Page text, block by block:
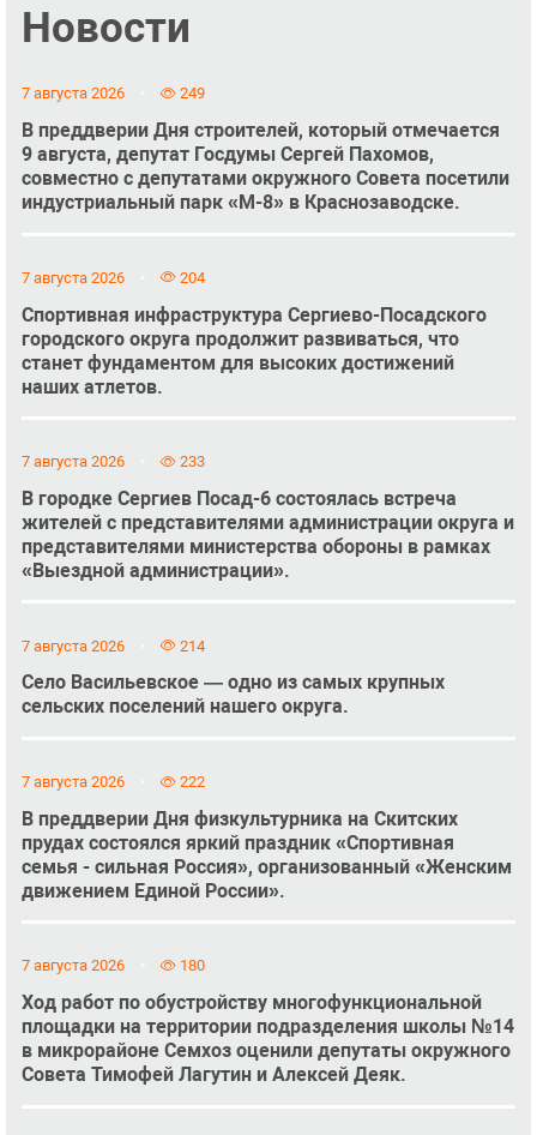
Новости
7 августа 2026 249
В преддверии Дня строителей, который отмечается
9 августа, депутат Госдумы Сергей Пахомов,
совместно с депутатами окружного Совета посетили
индустриальный парк «М-8» в Краснозаводске.
7 августа 2026 204
Спортивная инфраструктура Сергиево-Посадского
городского округа продолжит развиваться, что
станет фундаментом для высоких достижений
наших атлетов.
7 августа 2026 233
В городке Сергиев Посад-6 состоялась встреча
жителей с представителями администрации округа и
представителями министерства обороны в рамках
«Выездной администрации».
7 августа 2026 214
Село Васильевское — одно из самых крупных
сельских поселений нашего округа.
7 августа 2026 222
В преддверии Дня физкультурника на Скитских
прудах состоялся яркий праздник «Спортивная
семья - сильная Россия», организованный «Женским
движением Единой России».
7 августа 2026 180
Ход работ по обустройству многофункциональной
площадки на территории подразделения школы №14
в микрорайоне Семхоз оценили депутаты окружного
Совета Тимофей Лагутин и Алексей Деяк.